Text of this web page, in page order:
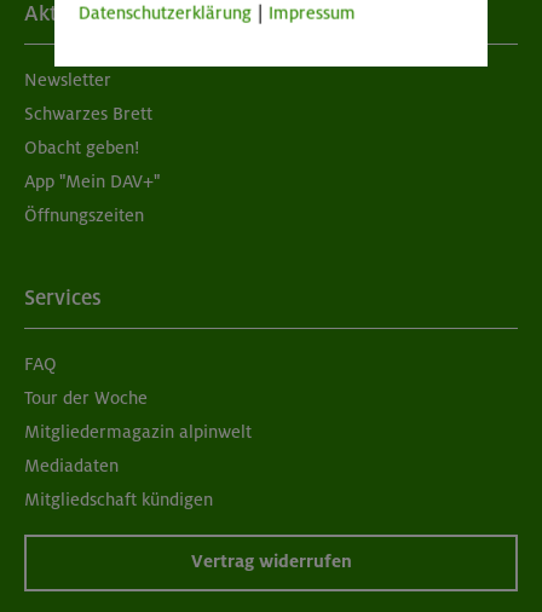
Aktuelles
Newsletter
Schwarzes Brett
Obacht geben!
App "Mein DAV+"
Öffnungszeiten
Services
FAQ
Tour der Woche
Mitgliedermagazin alpinwelt
Mediadaten
Mitgliedschaft kündigen
Vertrag widerrufen
Datenschutzerklärung Impressum